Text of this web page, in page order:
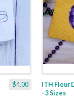
$4.00
ITH Fleur
- 3 Sizes